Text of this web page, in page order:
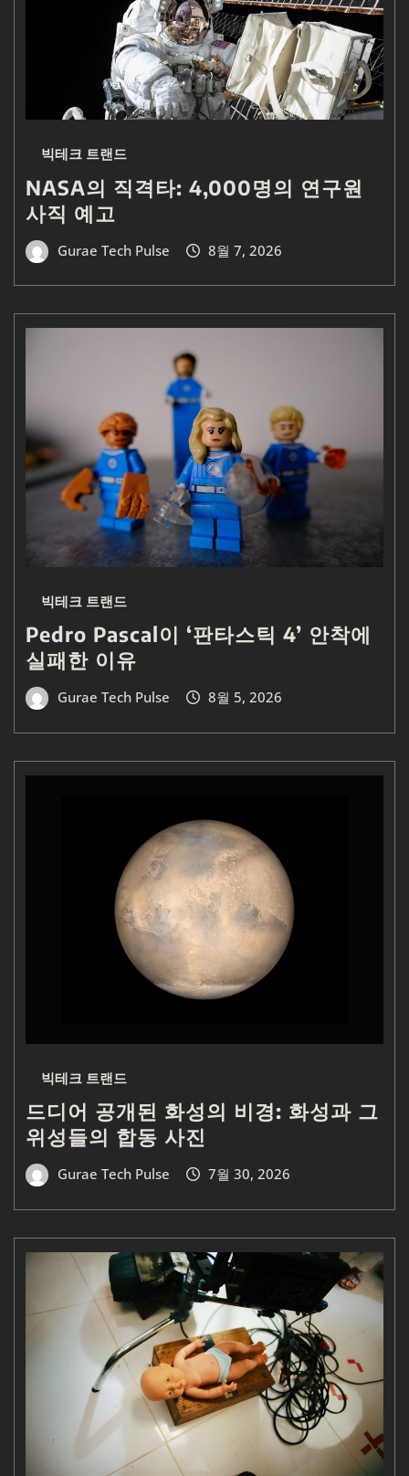
빅테크 트랜드
NASA의 직격타: 4,000명의 연구원
사직 예고
Gurae Tech Pulse 8월 7, 2026
빅테크 트랜드
Pedro Pascal이 ‘판타스틱 4’ 안착에
실패한 이유
Gurae Tech Pulse 8월 5, 2026
빅테크 트랜드
드디어 공개된 화성의 비경: 화성과 그
위성들의 합동 사진
Gurae Tech Pulse 7월 30, 2026